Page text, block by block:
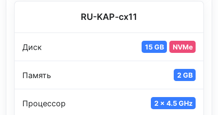
RU-KAP-cx11
Диск 15 GB NVMe
Память 2 GB
Процессор 2 x 4.5 GHz